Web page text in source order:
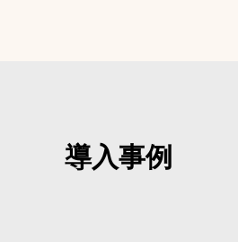
導入事例